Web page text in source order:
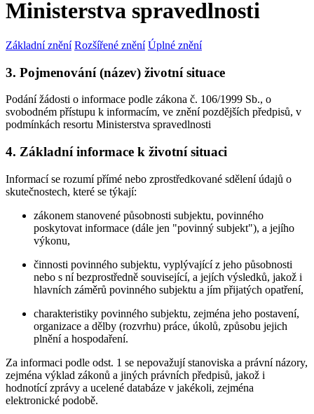
Ministerstva spravedlnosti
Základní znění Rozšířené znění Úplné znění
3. Pojmenování (název) životní situace
Podání žádosti o informace podle zákona č. 106/1999 Sb., o
svobodném přístupu k informacím, ve znění pozdějších předpisů, v
podmínkách resortu Ministerstva spravedlnosti
4. Základní informace k životní situaci
Informací se rozumí přímé nebo zprostředkované sdělení údajů o
skutečnostech, které se týkají:
zákonem stanovené působnosti subjektu, povinného
poskytovat informace (dále jen "povinný subjekt"), a jejího
výkonu,
činnosti povinného subjektu, vyplývající z jeho působnosti
nebo s ní bezprostředně související, a jejích výsledků, jakož i
hlavních záměrů povinného subjektu a jím přijatých opatření,
charakteristiky povinného subjektu, zejména jeho postavení,
organizace a dělby (rozvrhu) práce, úkolů, způsobu jejich
plnění a hospodaření.
Za informaci podle odst. 1 se nepovažují stanoviska a právní názory,
zejména výklad zákonů a jiných právních předpisů, jakož i
hodnotící zprávy a ucelené databáze v jakékoli, zejména
elektronické podobě.